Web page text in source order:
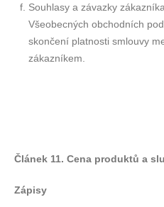
Souhlasy a závazky
Všeobecných obchodních
skončení platnosti smlouvy
zákazníkem.
Článek 11. Cena produktů a
Zápisy